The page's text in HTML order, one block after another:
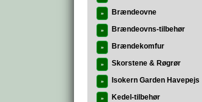
» Brændeovne
» Brændeovns-tilbehør
» Brændekomfur
» Skorstene & Røgrør
» Isokern Garden Havepejs
» Kedel-tilbehør